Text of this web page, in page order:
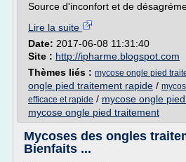
Source d'inconfort et de
Lire la suite
Date: 2017-06-08 11:31:40
Site : http://ipharme.blogspot.com
Thèmes liés : mycose ongle pied
ongle pied traitement rapide /
efficace et rapide / mycose ongle
mycose ongle pied traitement
Mycoses des ongles
Bienfaits ...